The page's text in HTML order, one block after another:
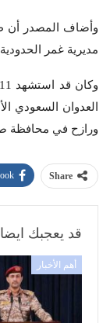
وأضاف المصدر أن
مديرية غمر
العدوان السعودي
ورازح في محافظة
Share
قد يعجبك ايضا
أهم الأخبار